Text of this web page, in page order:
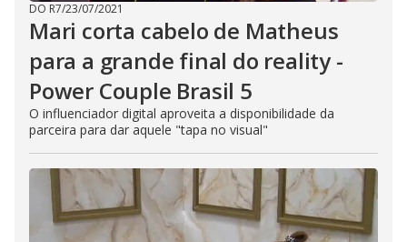
DO R7/23/07/2021
Mari corta cabelo de Matheus
para a grande final do reality -
Power Couple Brasil 5
O influenciador digital aproveita a disponibilidade da
parceira para dar aquele "tapa no visual"